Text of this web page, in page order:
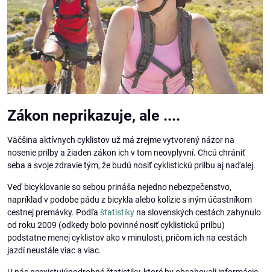
Zákon neprikazuje, ale ....
Väčšina aktívnych cyklistov už má zrejme vytvorený názor na
nosenie prilby a žiaden zákon ich v tom neovplyvní. Chcú chrániť
seba a svoje zdravie tým, že budú nosiť cyklistickú prilbu aj naďalej.
Veď bicyklovanie so sebou prináša nejedno nebezpečenstvo,
napríklad v podobe pádu z bicykla alebo kolízie s iným účastníkom
cestnej premávky. Podľa štatistiky na slovenských cestách zahynulo
od roku 2009 (odkedy bolo povinné nosiť cyklistickú prilbu)
podstatne menej cyklistov ako v minulosti, pričom ich na cestách
jazdí neustále viac a viac.